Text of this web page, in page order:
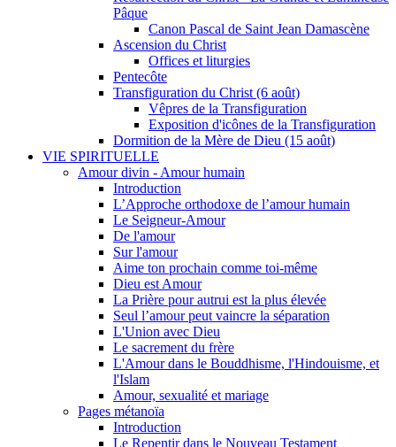
Pâque
Canon Pascal de Saint Jean Damascène
Ascension du Christ
Offices et liturgies
Pentecôte
Transfiguration du Christ (6 août)
Vêpres de la Transfiguration
Exposition d'icônes de la Transfiguration
Dormition de la Mère de Dieu (15 août)
VIE SPIRITUELLE
Amour divin - Amour humain
Introduction
L’Approche orthodoxe de l’amour humain
Le Seigneur-Amour
De l'amour
Sur l'amour
Aime ton prochain comme toi-même
Dieu est Amour
La Prière pour autrui est la plus élevée
Seul l’amour peut vaincre la séparation
L'Union avec Dieu
Le sacrement du frère
L'Amour dans le Bouddhisme, l'Hindouisme, et
l'Islam
Amour, sexualité et mariage
Pages métanoïa
Introduction
Le Repentir dans le Nouveau Testament